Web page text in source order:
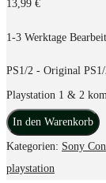
13,99 €
1-3 Werktage
PS1/2 - Original
Playstation 1 & 2
In den Warenkorb
Kategorien: Sony
playstation